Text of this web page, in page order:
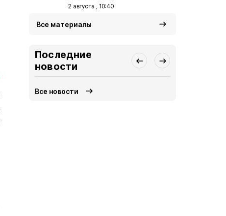
2 августа , 10:40
Все материалы
Последние
новости
Все новости